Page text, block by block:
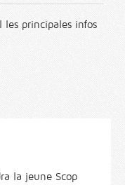
les principales infos
la jeune Scop